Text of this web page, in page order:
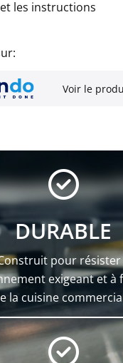
les instructions
Voir le
DURABLE
pour résister
exigeant et à
la cuisine